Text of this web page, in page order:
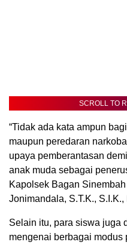
SCROLL TO
“Tidak ada kata ampun
maupun peredaran
upaya pemberantasan
anak muda sebagai
Kapolsek Bagan
Jonimandala, S.T.K., S.I.K.,
Selain itu, para siswa juga
mengenai berbagai modus